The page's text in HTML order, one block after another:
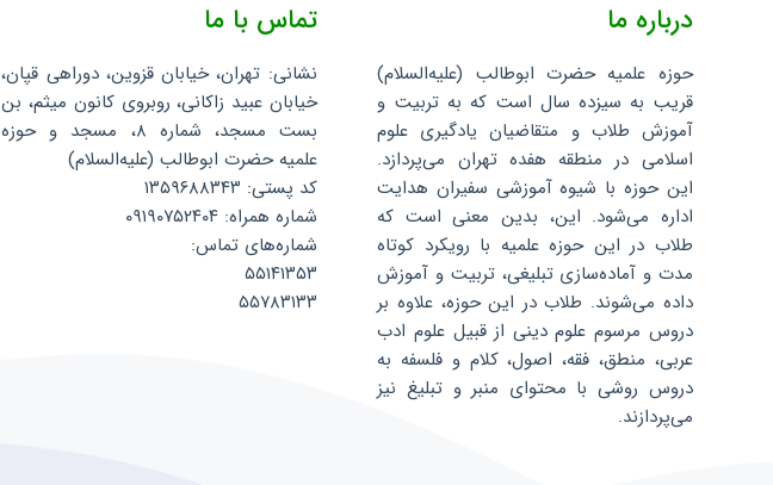
درباره ما
حوزه علمیه حضرت ابوطالب (علیه‌السلام)
قریب به سیزده سال است که به تربیت و
آموزش طلاب و متقاضیان یادگیری علوم
اسلامی در منطقه هفده تهران می‌پردازد.
این حوزه با شیوه آموزشی سفیران هدایت
اداره می‌شود. این، بدین معنی است که
طلاب در این حوزه علمیه با رویکرد کوتاه
مدت و آماده‌سازی تبلیغی، تربیت و آموزش
داده می‌شوند. طلاب در این حوزه، علاوه بر
دروس مرسوم علوم دینی از قبیل علوم ادب
عربی، منطق، فقه، اصول، کلام و فلسفه به
دروس روشی با محتوای منبر و تبلیغ نیز
می‌پردازند.
تماس با ما
نشانی: تهران، خیابان قزوین، دوراهی قپان،
خیابان عبید زاکانی، روبروی کانون میثم، بن
بست مسجد، شماره ۸، مسجد و حوزه
علمیه حضرت ابوطالب (علیه‌السلام)
کد پستی: ۱۳۵۹۶۸۸۳۴۳
شماره همراه: ۰۹۱۹۰۷۵۲۴۰۴
شماره‌های تماس:
۵۵۱۴۱۳۵۳
۵۵۷۸۳۱۳۳